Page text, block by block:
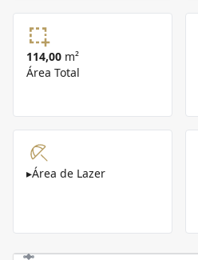
114,00 m²
Área Total
▸Área de Lazer